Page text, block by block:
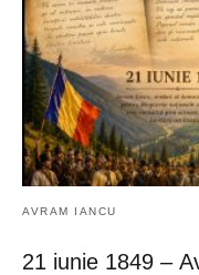
AVRAM IANCU
21 iunie 1849 –